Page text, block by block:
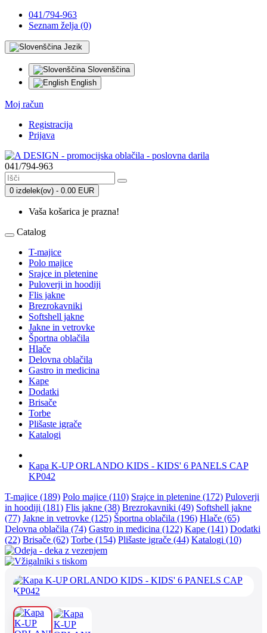
041/794-963
Seznam želja (0)
Jezik
Slovenščina
English
Moj račun
Registracija
Prijava
041/794-963
0 izdelek(ov) - 0.00 EUR
Vaša košarica je prazna!
Catalog
T-majice
Polo majice
Srajce in pletenine
Puloverji in hoodiji
Flis jakne
Brezrokavniki
Softshell jakne
Jakne in vetrovke
Športna oblačila
Hlače
Delovna oblačila
Gastro in medicina
Kape
Dodatki
Brisače
Torbe
Plišaste igrače
Katalogi
Kapa K-UP ORLANDO KIDS - KIDS' 6 PANELS CAP
KP042
T-majice (189) Polo majice (110) Srajce in pletenine (172) Puloverji
in hoodiji (181) Flis jakne (38) Brezrokavniki (49) Softshell jakne
(77) Jakne in vetrovke (125) Športna oblačila (196) Hlače (65)
Delovna oblačila (74) Gastro in medicina (122) Kape (141) Dodatki
(22) Brisače (62) Torbe (154) Plišaste igrače (44) Katalogi (10)